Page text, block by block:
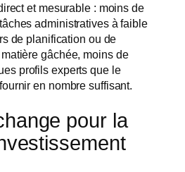
et mesurable : moins de
administratives à faible
de planification ou de
gâchée, moins de
profils experts que le
en nombre suffisant.
pour la